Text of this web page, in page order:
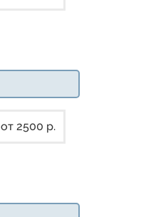
от 2500 р.